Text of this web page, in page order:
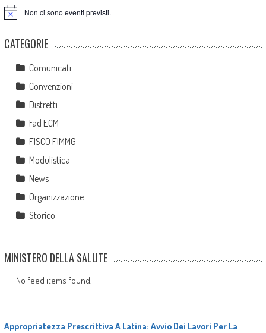
Notice Non ci sono eventi previsti.
CATEGORIE
Comunicati
Convenzioni
Distretti
Fad ECM
FISCO FIMMG
Modulistica
News
Organizzazione
Storico
MINISTERO DELLA SALUTE
No feed items found.
Appropriatezza Prescrittiva A Latina: Avvio Dei Lavori Per La